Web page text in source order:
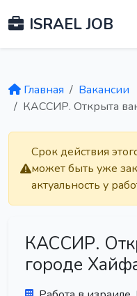
ISRAEL JOB
Главная
Вакансии
КАССИР. Открыта
Срок действия
может быть уже
актуальность у
КАССИР.
городе